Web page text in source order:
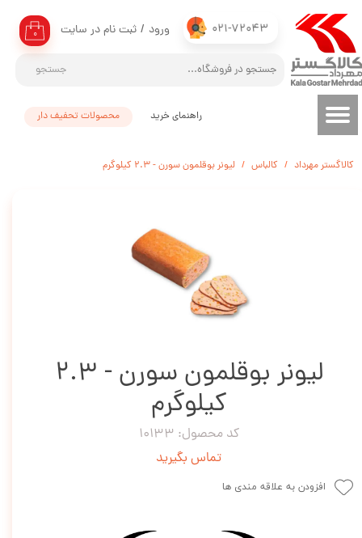
021-72043
جستجو
۰ ورود / ثبت نام در سایت
حساب کاربری من
تغییر گذر واژه
سفارشات
محصولات تحفیف دار راهنمای خرید
کالاگستر مهرداد کالباس لیونر بوقلمون سورن - 2.3 کیلوگرم
لیونر بوقلمون سورن - 2.3
کیلوگرم
کد محصول: 10133
تماس بگیرید
افزودن به علاقه مندی ها